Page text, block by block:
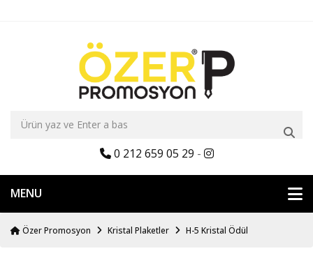
0 212 659 05 29 -
MENU
Özer Promosyon Kristal Plaketler H-5 Kristal Ödül